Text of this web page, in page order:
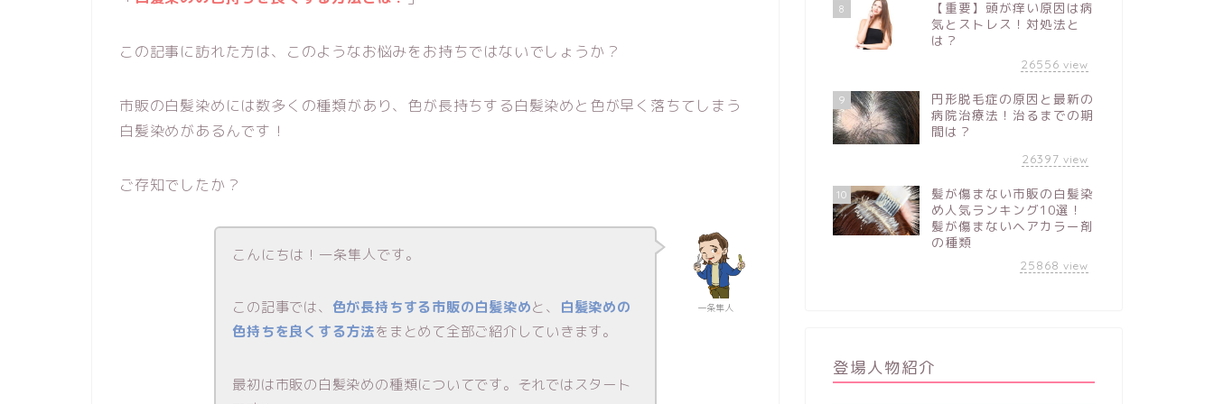
この記事に訪れた方は、このようなお悩みをお持ちではないでしょうか？
市販の白髪染めには数多くの種類があり、色が長持ちする白髪染めと色が早く落ちてしまう
白髪染めがあるんです！
ご存知でしたか？
一条隼人
こんにちは！一条隼人です。
この記事では、 色が長持ちする市販の白髪染めと、
白髪染めの
色持ちを良くする方法をまとめて全部ご紹介していきます。
最初は市販の白髪染めの種類についてです。それではスタート
8
【重要】頭が痒い原因は病
気とストレス！対処法と
は？
26556 view
9
円形脱毛症の原因と最新の
病院治療法！治るまでの期
間は？
26397 view
10
髪が傷まない市販の白髪染
め人気ランキング10選！
髪が傷まないヘアカラー剤
の種類
25868 view
登場人物紹介